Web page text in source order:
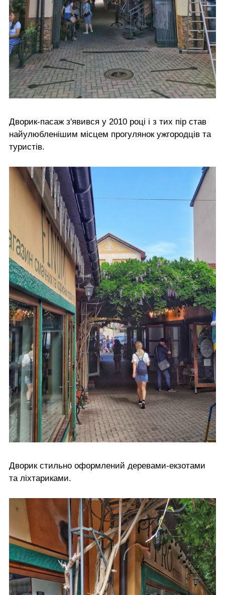
Дворик-пасаж з'явився у 2010 році і з тих пір став
найулюбленішим місцем прогулянок ужгородців та
туристів.
Дворик стильно оформлений деревами-екзотами
та ліхтариками.